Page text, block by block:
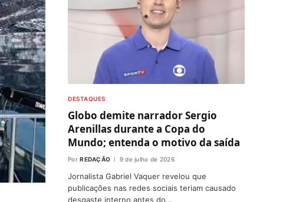
DESTAQUES
Globo demite narrador Sergio
Arenillas durante a Copa do
Mundo; entenda o motivo da saída
Por REDAÇÃO 9 de julho de 2026
Jornalista Gabriel Vaquer revelou que
publicações nas redes sociais teriam causado
desgaste interno antes do…